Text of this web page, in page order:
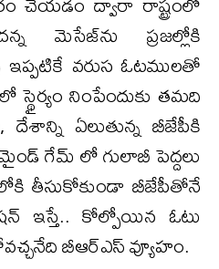
మెసేజ్‌ను ప్రజల్లోకి
ఇప్పటికే వరుస ఓటములతో
నింపేందుకు తమది
దేశాన్ని ఏలుతున్న బీజేపీకి
గేమ్ లో గులాబీ పెద్దలు
తీసుకోకుండా బీజేపీతోనే
ఇస్తే.. కోల్పోయిన ఓటు
బీఆర్ఎస్ వ్యూహం.